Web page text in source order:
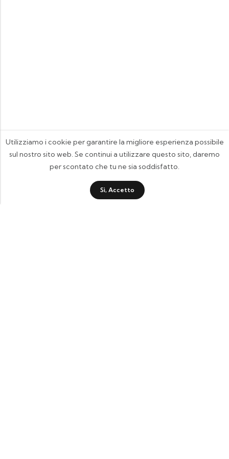
Utilizziamo i cookie per garantire la migliore esperienza possibile
sul nostro sito web. Se continui a utilizzare questo sito, daremo
per scontato che tu ne sia soddisfatto.
Sì, Accetto